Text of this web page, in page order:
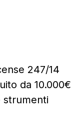
247/14
da 10.000€
strumenti